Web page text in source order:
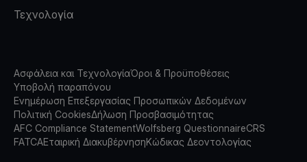
Τεχνολογία
Ασφάλεια και ΤεχνολογίαΌροι & Προϋποθέσεις
Υποβολή παραπόνου
Ενημέρωση Επεξεργασίας Προσωπικών Δεδομένων
Πολιτική CookiesΔήλωση Προσβασιμότητας
AFC Compliance StatementWolfsberg QuestionnaireCRS
FATCAΕταιρική ΔιακυβέρνησηΚώδικας Δεοντολογίας